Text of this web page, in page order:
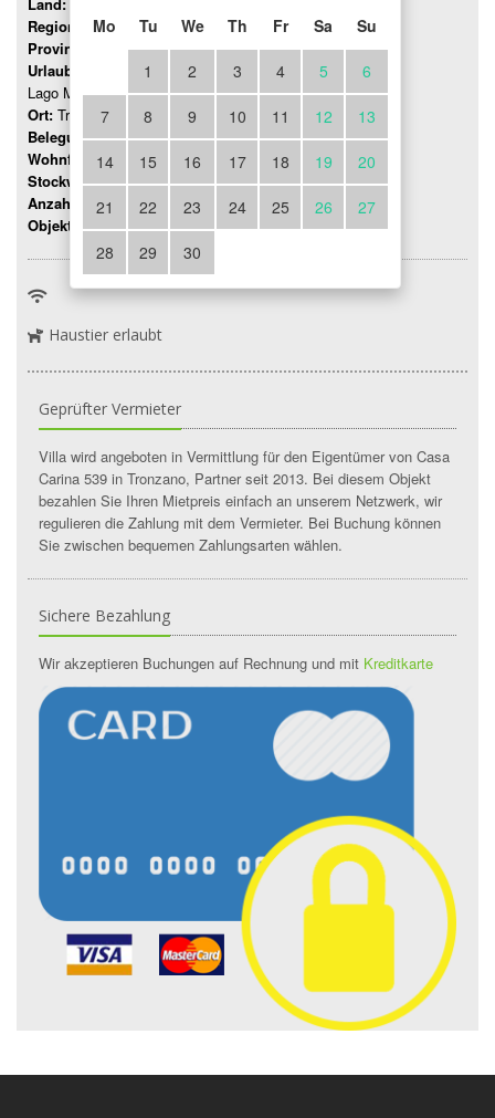
Mo
Tu We Th Fr Sa Su
1 2 3 4 5 6
7 8 9 10 11 12 13
14 15 16 17 18 19 20
21 22 23 24 25 26 27
28 29 30
Region:
Piemont
Provinz:
Varese
Urlaubsregion:
Lago Maggiore
Ort: Tronzano
Belegung:Bis 6 Personen
Wohnfläche: 65 mq
Stockwerk:1
Anzahl Zimmer:
5
Objektnummer:7583
Haustier erlaubt
Geprüfter Vermieter
Villa wird angeboten in Vermittlung für den Eigentümer von Casa
Carina 539 in Tronzano, Partner seit 2013. Bei diesem Objekt
bezahlen Sie Ihren Mietpreis einfach an unserem Netzwerk, wir
regulieren die Zahlung mit dem Vermieter. Bei Buchung können
Sie zwischen bequemen Zahlungsarten wählen.
Sichere Bezahlung
Wir akzeptieren Buchungen auf Rechnung und mit Kreditkarte